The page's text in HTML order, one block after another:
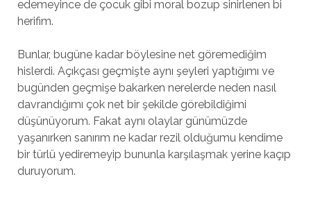
edemeyince de çocuk gibi moral bozup sinirlenen bi
herifim.
Bunlar, bugüne kadar böylesine net göremediğim
hislerdi. Açıkçası geçmişte aynı şeyleri yaptığımı ve
bugünden geçmişe bakarken nerelerde neden nasıl
davrandığımı çok net bir şekilde görebildiğimi
düşünüyorum. Fakat aynı olaylar günümüzde
yaşanırken sanırım ne kadar rezil olduğumu kendime
bir türlü yediremeyip bununla karşılaşmak yerine kaçıp
duruyorum.